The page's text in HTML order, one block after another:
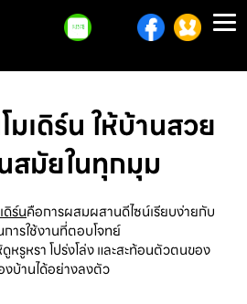
เดิร์น ให้บ้านสวย
สมัยในทุกมุม
ดิร์นคือการผสมผสานดีไซน์เรียบง่ายกับ
ารใช้งานที่ตอบโจทย์
รูหรา โปร่งโล่ง และสะท้อนตัวตนของ
งบ้านได้อย่างลงตัว